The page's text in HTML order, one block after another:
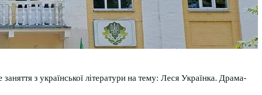
з української літератури на тему: Леся Українка. Драма-